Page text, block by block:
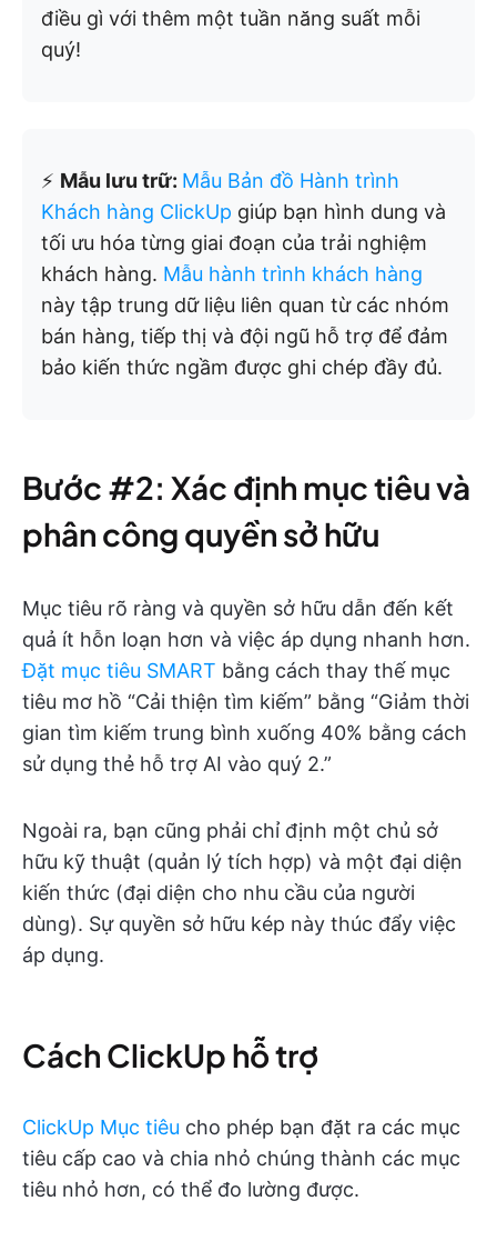
điều gì với thêm một tuần năng suất mỗi
quý!
⚡ Mẫu lưu trữ: Mẫu Bản đồ Hành trình
Khách hàng ClickUp giúp bạn hình dung và
tối ưu hóa từng giai đoạn của trải nghiệm
khách hàng. Mẫu hành trình khách hàng
này tập trung dữ liệu liên quan từ các nhóm
bán hàng, tiếp thị và đội ngũ hỗ trợ để đảm
bảo kiến thức ngầm được ghi chép đầy đủ.
Bước #2: Xác định mục tiêu và
phân công quyền sở hữu
Mục tiêu rõ ràng và quyền sở hữu dẫn đến kết
quả ít hỗn loạn hơn và việc áp dụng nhanh hơn.
Đặt mục tiêu SMART bằng cách thay thế mục
tiêu mơ hồ “Cải thiện tìm kiếm” bằng “Giảm thời
gian tìm kiếm trung bình xuống 40% bằng cách
sử dụng thẻ hỗ trợ AI vào quý 2.”
Ngoài ra, bạn cũng phải chỉ định một chủ sở
hữu kỹ thuật (quản lý tích hợp) và một đại diện
kiến thức (đại diện cho nhu cầu của người
dùng). Sự quyền sở hữu kép này thúc đẩy việc
áp dụng.
Cách ClickUp hỗ trợ
ClickUp Mục tiêu cho phép bạn đặt ra các mục
tiêu cấp cao và chia nhỏ chúng thành các mục
tiêu nhỏ hơn, có thể đo lường được.